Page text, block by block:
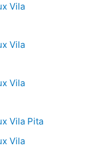
Vila
Vila
Vila
Vila Pita
Vila